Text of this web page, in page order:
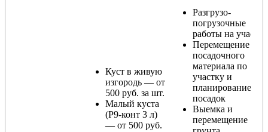
Куст в живую
изгородь — от
500 руб. за шт.
Малый куста
(Р9-конт 3 л)
— от 500 руб.
Разгрузо-
погрузочные
работы на участке
Перемещение
посадочного
материала по
участку и
планирование
посадок
Выемка и
перемещение